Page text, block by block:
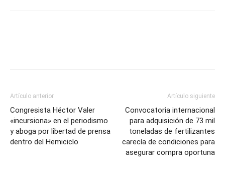
Artículo anterior
Congresista Héctor Valer
«incursiona» en el periodismo
y aboga por libertad de prensa
dentro del Hemiciclo
Artículo siguiente
Convocatoria internacional
para adquisición de 73 mil
toneladas de fertilizantes
carecía de condiciones para
asegurar compra oportuna